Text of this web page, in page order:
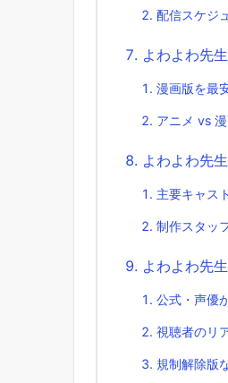
配信スケジ
よわよわ先
漫画版を最
アニメ vs
よわよわ先
主要キャスト
制作スタッ
よわよわ先
公式・声優
視聴者のリ
規制解除版